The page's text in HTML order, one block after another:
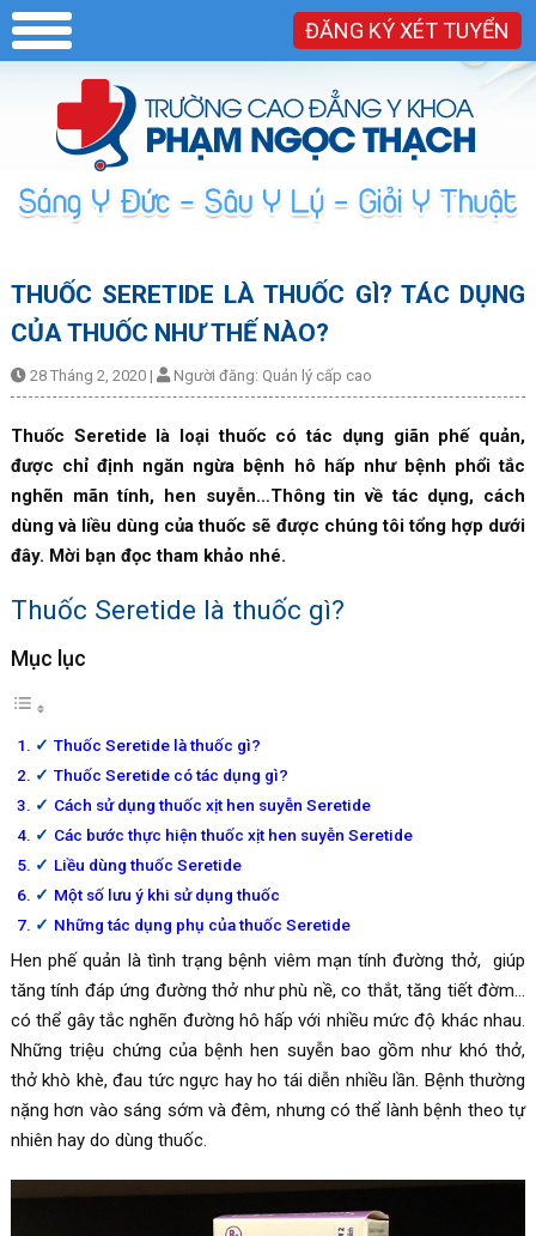
ĐĂNG KÝ XÉT TUYỂN
THUỐC SERETIDE LÀ THUỐC GÌ? TÁC DỤNG
CỦA THUỐC NHƯ THẾ NÀO?
28 Tháng 2, 2020 | Người đăng: Quản lý cấp cao
Thuốc Seretide là loại thuốc có tác dụng giãn phế quản,
được chỉ định ngăn ngừa bệnh hô hấp như bệnh phổi tắc
nghẽn mãn tính, hen suyễn…Thông tin về tác dụng, cách
dùng và liều dùng của thuốc sẽ được chúng tôi tổng hợp dưới
đây. Mời bạn đọc tham khảo nhé.
Thuốc Seretide là thuốc gì?
Mục lục
Thuốc Seretide là thuốc gì?
Thuốc Seretide có tác dụng gì?
Cách sử dụng thuốc xịt hen suyễn Seretide
Các bước thực hiện thuốc xịt hen suyễn Seretide
Liều dùng thuốc Seretide
Một số lưu ý khi sử dụng thuốc
Những tác dụng phụ của thuốc Seretide
Hen phế quản là tình trạng bệnh viêm mạn tính đường thở, giúp
tăng tính đáp ứng đường thở như phù nề, co thắt, tăng tiết đờm…
có thể gây tắc nghẽn đường hô hấp với nhiều mức độ khác nhau.
Những triệu chứng của bệnh hen suyễn bao gồm như khó thở,
thở khò khè, đau tức ngực hay ho tái diễn nhiều lần. Bệnh thường
nặng hơn vào sáng sớm và đêm, nhưng có thể lành bệnh theo tự
nhiên hay do dùng thuốc.